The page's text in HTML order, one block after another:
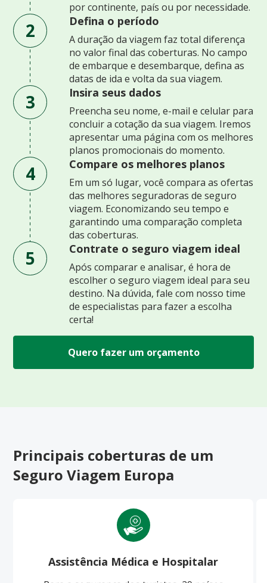
por continente, país ou por necessidade.
2 Defina o período
A duração da viagem faz total diferença
no valor final das coberturas. No campo
de embarque e desembarque, defina as
datas de ida e volta da sua viagem.
3 Insira seus dados
Preencha seu nome, e-mail e celular para
concluir a cotação da sua viagem. Iremos
apresentar uma página com os melhores
planos promocionais do momento.
4 Compare os melhores planos
Em um só lugar, você compara as ofertas
das melhores seguradoras de seguro
viagem. Economizando seu tempo e
garantindo uma comparação completa
das coberturas.
5 Contrate o seguro viagem ideal
Após comparar e analisar, é hora de
escolher o seguro viagem ideal para seu
destino. Na dúvida, fale com nosso time
de especialistas para fazer a escolha
certa!
Quero fazer um orçamento
Principais coberturas de um
Seguro Viagem Europa
Assistência Médica e Hospitalar